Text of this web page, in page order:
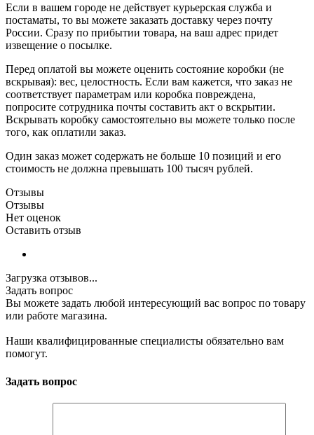
Если в вашем городе не действует курьерская служба и
постаматы, то вы можете заказать доставку через почту
России. Сразу по прибытии товара, на ваш адрес придет
извещение о посылке.
Перед оплатой вы можете оценить состояние коробки (не
вскрывая): вес, целостность. Если вам кажется, что заказ не
соответствует параметрам или коробка повреждена,
попросите сотрудника почты составить акт о вскрытии.
Вскрывать коробку самостоятельно вы можете только после
того, как оплатили заказ.
Один заказ может содержать не больше 10 позиций и его
стоимость не должна превышать 100 тысяч рублей.
Отзывы
Отзывы
Нет оценок
Оставить отзыв
Загрузка отзывов...
Задать вопрос
Вы можете задать любой интересующий вас вопрос по товару
или работе магазина.
Наши квалифицированные специалисты обязательно вам
помогут.
Задать вопрос